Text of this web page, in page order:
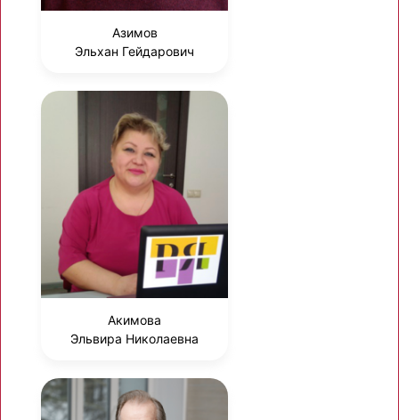
Азимов
Эльхан Гейдарович
Акимова
Эльвира Николаевна